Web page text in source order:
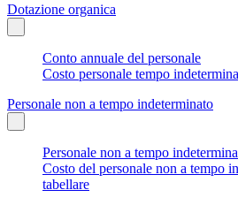
Dotazione organica
Conto annuale del personale
Costo personale tempo
Personale non a tempo indeterminato
Personale non a tempo
Costo del personale non a tempo
tabellare